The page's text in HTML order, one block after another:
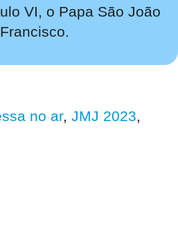
VI, o Papa São João
no ar, JMJ 2023,